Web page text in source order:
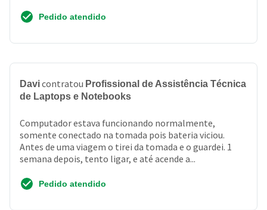
Pedido atendido
Davicontratou Profissional de Assistência Técnica
de Laptops e Notebooks
Computador estava funcionando normalmente,
somente conectado na tomada pois bateria viciou.
Antes de uma viagem o tirei da tomada e o guardei. 1
semana depois, tento ligar, e até acende a...
Pedido atendido